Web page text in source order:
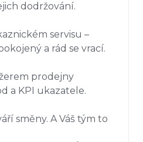
dodržování.
servisu –
a rád se vrací.
prodejny
a KPI ukazatele.
směny. A Váš tým to